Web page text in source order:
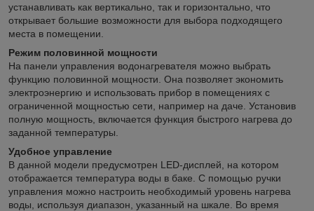
устанавливать как вертикально, так и горизонтально, что
открывает большие возможности для выбора подходящего
места в помещении.
Режим половинной мощности
На панели управления водонагревателя можно выбрать
функцию половинной мощности. Она позволяет экономить
электроэнергию и использовать прибор в помещениях с
ограниченной мощностью сети, например на даче. Установив
полную мощность, включается функция быстрого нагрева до
заданной температуры.
Удобное управление
В данной модели предусмотрен LED-дисплей, на котором
отображается температура воды в баке. С помощью ручки
управления можно настроить необходимый уровень нагрева
воды, используя диапазон, указанный на шкале. Во время